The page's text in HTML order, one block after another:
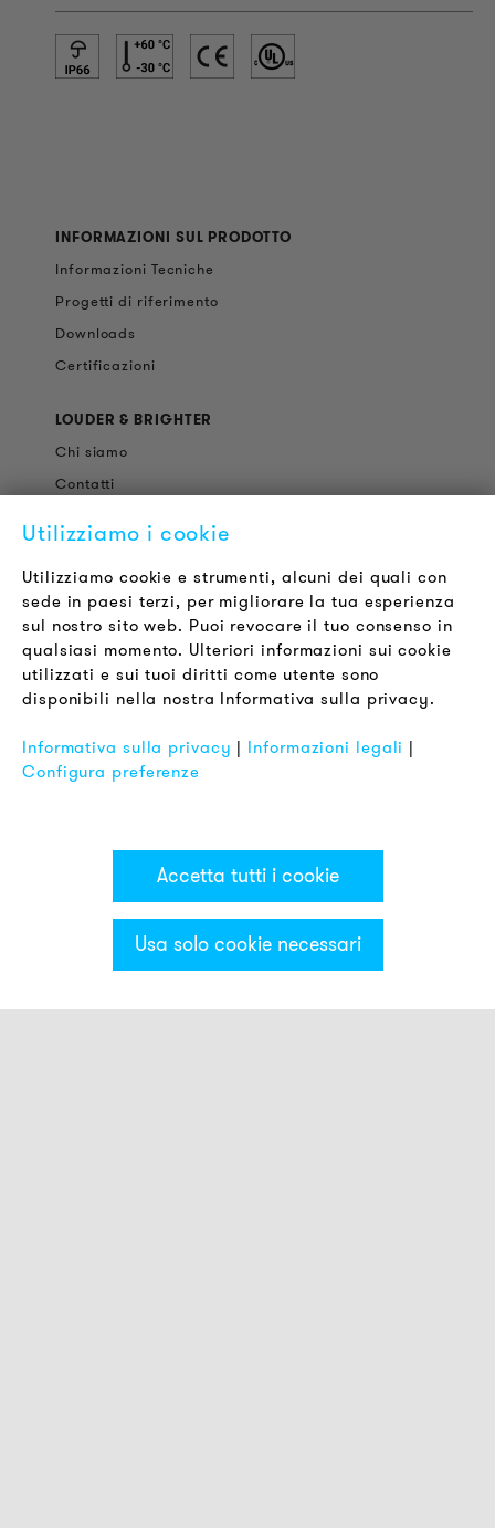
Categorie & Filter
INFORMAZIONI SUL PRODOTTO
Informazioni Tecniche
Progetti di riferimento
Downloads
Certificazioni
LOUDER & BRIGHTER
Chi siamo
Contatti
Newsletter
LEGALE
Termini & Condizioni
Informativa sulla Privacy
Impronta
Utilizziamo i cookie
Utilizziamo cookie e strumenti, alcuni dei quali con
sede in paesi terzi, per migliorare la tua esperienza
sul nostro sito web. Puoi revocare il tuo consenso in
qualsiasi momento. Ulteriori informazioni sui cookie
utilizzati e sui tuoi diritti come utente sono
disponibili nella nostra Informativa sulla privacy.
Informativa sulla privacy | Informazioni legali |
Configura preferenze
Accetta tutti i cookie
Usa solo cookie necessari